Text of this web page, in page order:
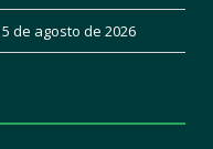
5 de agosto de 2026